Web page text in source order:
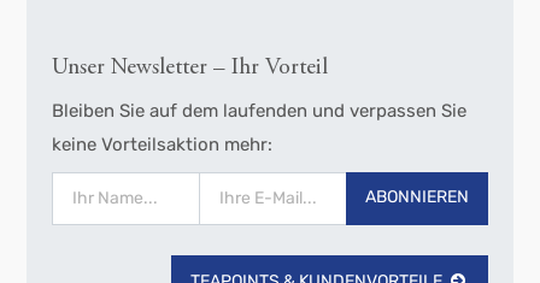
Unser Newsletter – Ihr Vorteil
Bleiben Sie auf dem laufenden und verpassen Sie
keine Vorteilsaktion mehr:
ABONNIEREN